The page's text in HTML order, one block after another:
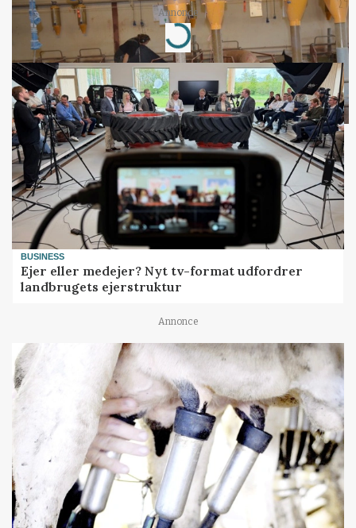
Annonce
Loading...
BUSINESS
Ejer eller medejer? Nyt tv-format udfordrer
landbrugets ejerstruktur
Annonce